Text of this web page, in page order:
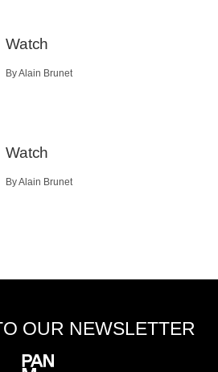
Watch
By Alain Brunet
Watch
By Alain Brunet
OUR NEWSLETTER